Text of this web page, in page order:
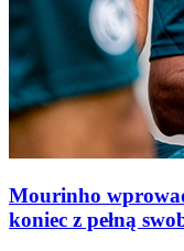
Mourinho
koniec z pełną